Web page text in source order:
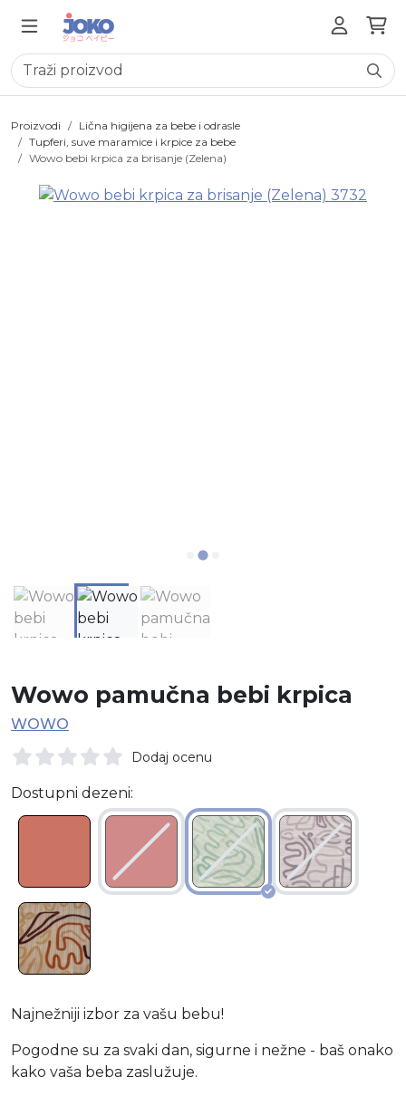
Proizvodi
Lična higijena za bebe i odrasle
Tupferi, suve maramice i krpice za bebe
Wowo bebi krpica za brisanje (Zelena)
Wowo pamučna bebi krpica
WOWO
Dodaj ocenu
Dostupni dezeni:
Najnežniji izbor za vašu bebu!
Pogodne su za svaki dan, sigurne i nežne - baš onako
kako vaša beba zaslužuje.